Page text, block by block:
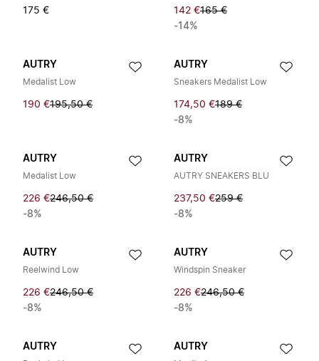
175 € 142 €165 €
-14%
AUTRY
Medalist Low
190 €195,50 €
AUTRY
Sneakers Medalist Low
174,50 €189 €
-8%
AUTRY
Medalist Low
226 €246,50 €
-8%
AUTRY
AUTRY SNEAKERS BLU
237,50 €259 €
-8%
AUTRY
Reelwind Low
226 €246,50 €
-8%
AUTRY
Windspin Sneaker
226 €246,50 €
-8%
AUTRY AUTRY